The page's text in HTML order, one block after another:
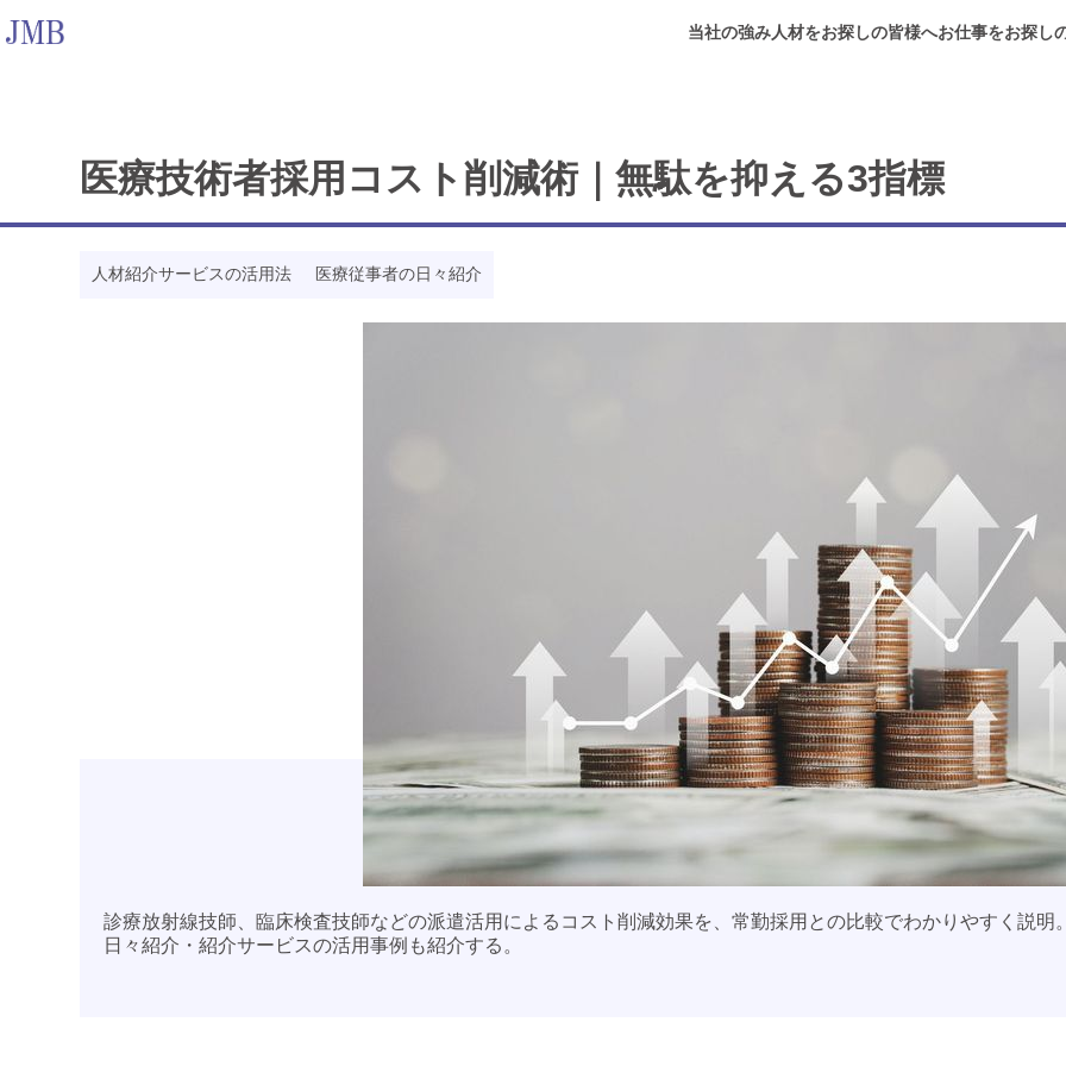
当社の強み人材をお探しの皆様へお仕事をお探し
医療技術者採用コスト削減術｜無駄を抑える3指標
人材紹介サービスの活用法 医療従事者の日々紹介
診療放射線技師、臨床検査技師などの派遣活用によるコスト削減効果を、常勤採用との比較でわかりやすく説明
日々紹介・紹介サービスの活用事例も紹介する。